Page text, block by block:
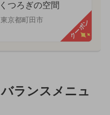
つろぎの空間
東京都町田市 クーポン
ランスメニュ